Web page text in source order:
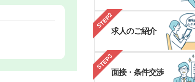
STEP2
求人のご紹介
STEP3
面接・条件交渉